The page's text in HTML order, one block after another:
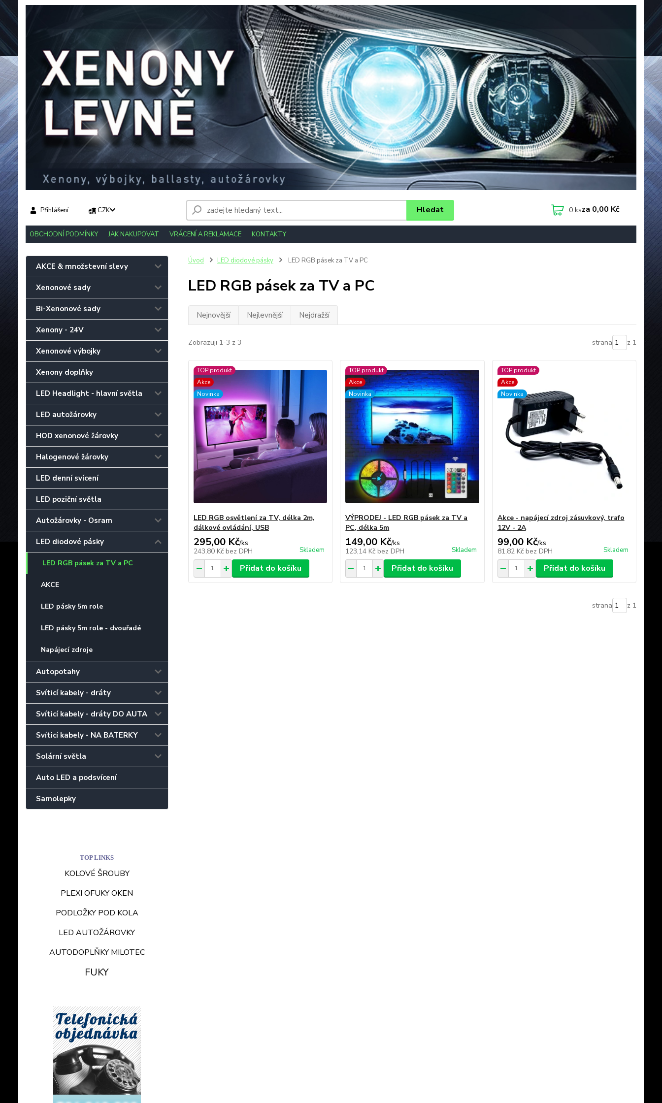
OBCHODNÍ PODMÍNKY JAK NAKUPOVAT VRÁCENÍ A REKLAMACE KONTAKTY
CZK
Přihlášení Hledat 0ksza 0,00 Kč
AKCE & množstevní slevy
Xenonové sady
Bi-Xenonové sady
Xenony - 24V
Xenonové výbojky
Xenony doplňky
LED Headlight - hlavní světla
LED autožárovky
HOD xenonové žárovky
Halogenové žárovky
LED denní svícení
LED poziční světla
Autožárovky - Osram
LED diodové pásky
LED RGB pásek za TV a PC
AKCE
LED pásky 5m role
LED pásky 5m role - dvouřadé
Napájecí zdroje
Autopotahy
Svíticí kabely - dráty
Svíticí kabely - dráty DO AUTA
Svíticí kabely - NA BATERKY
Solární světla
Auto LED a podsvícení
Samolepky
TOP LINKS
KOLOVÉ ŠROUBY
PLEXI OFUKY OKEN
PODLOŽKY POD KOLA
LED AUTOŽÁROVKY
AUTODOPLŇKY MILOTEC
FUKY
Úvod LED diodové pásky LED RGB pásek za TV a PC
LED RGB pásek za TV a PC
Nejnovější Nejlevnější Nejdražší
Zobrazuji 1-3 z 3 strana z 1
TOP produkt
Akce
Novinka
LED RGB osvětlení za TV, délka 2m,
dálkové ovládání, USB
295,00 Kč/ks
243,80 Kč bez DPH Skladem
Přidat do košíku
TOP produkt
Akce
Novinka
VÝPRODEJ - LED RGB pásek za TV a
PC, délka 5m
149,00 Kč/ks
123,14 Kč bez DPH Skladem
Přidat do košíku
TOP produkt
Akce
Novinka
Akce - napájecí zdroj zásuvkový, trafo
12V - 2A
99,00 Kč/ks
81,82 Kč bez DPH Skladem
Přidat do košíku
strana z 1